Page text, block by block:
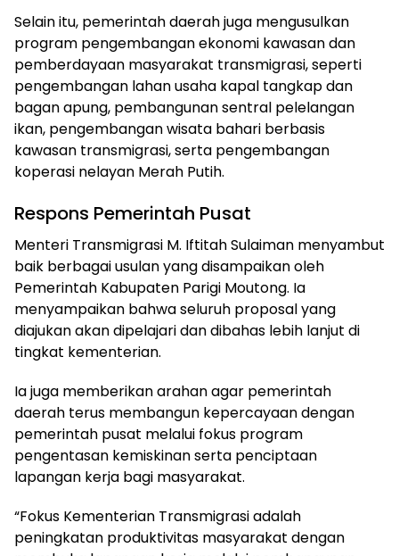
Selain itu, pemerintah daerah juga mengusulkan
program pengembangan ekonomi kawasan dan
pemberdayaan masyarakat transmigrasi, seperti
pengembangan lahan usaha kapal tangkap dan
bagan apung, pembangunan sentral pelelangan
ikan, pengembangan wisata bahari berbasis
kawasan transmigrasi, serta pengembangan
koperasi nelayan Merah Putih.
Respons Pemerintah Pusat
Menteri Transmigrasi M. Iftitah Sulaiman menyambut
baik berbagai usulan yang disampaikan oleh
Pemerintah Kabupaten Parigi Moutong. Ia
menyampaikan bahwa seluruh proposal yang
diajukan akan dipelajari dan dibahas lebih lanjut di
tingkat kementerian.
Ia juga memberikan arahan agar pemerintah
daerah terus membangun kepercayaan dengan
pemerintah pusat melalui fokus program
pengentasan kemiskinan serta penciptaan
lapangan kerja bagi masyarakat.
“Fokus Kementerian Transmigrasi adalah
peningkatan produktivitas masyarakat dengan